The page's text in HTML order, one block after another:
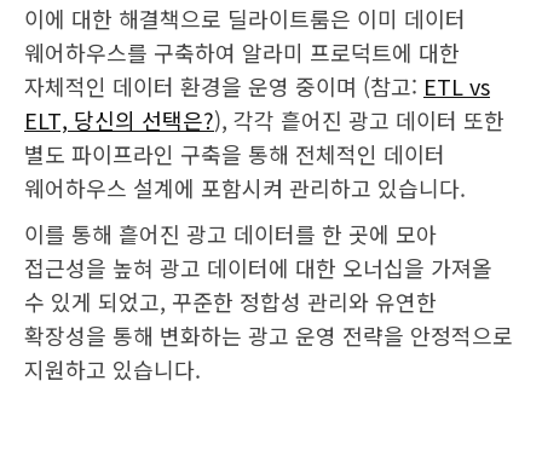
이에 대한 해결책으로 딜라이트룸은 이미 데이터
웨어하우스를 구축하여 알라미 프로덕트에 대한
자체적인 데이터 환경을 운영 중이며 (참고: ETL vs
ELT, 당신의 선택은?), 각각 흩어진 광고 데이터 또한
별도 파이프라인 구축을 통해 전체적인 데이터
웨어하우스 설계에 포함시켜 관리하고 있습니다.
이를 통해 흩어진 광고 데이터를 한 곳에 모아
접근성을 높혀 광고 데이터에 대한 오너십을 가져올
수 있게 되었고, 꾸준한 정합성 관리와 유연한
확장성을 통해 변화하는 광고 운영 전략을 안정적으로
지원하고 있습니다.